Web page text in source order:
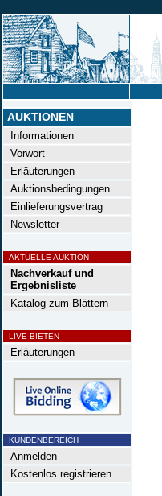
AUKTIONEN
Informationen
Vorwort
Erläuterungen
Auktionsbedingungen
Einlieferungsvertrag
Newsletter
AKTUELLE AUKTION
Nachverkauf und
Ergebnisliste
Katalog zum Blättern
LIVE BIETEN
Erläuterungen
KUNDENBEREICH
Anmelden
Kostenlos registrieren